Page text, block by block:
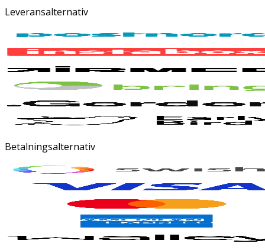
Leveransalternativ
Betalningsalternativ